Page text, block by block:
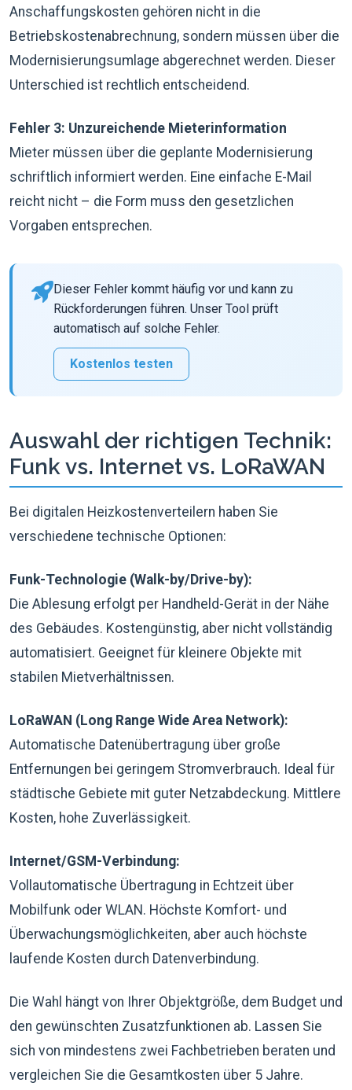
Anschaffungskosten gehören nicht in die
Betriebskostenabrechnung, sondern müssen über die
Modernisierungsumlage abgerechnet werden. Dieser
Unterschied ist rechtlich entscheidend.
Fehler 3: Unzureichende Mieterinformation
Mieter müssen über die geplante Modernisierung
schriftlich informiert werden. Eine einfache E-Mail
reicht nicht – die Form muss den gesetzlichen
Vorgaben entsprechen.
Dieser Fehler kommt häufig vor und kann zu
Rückforderungen führen. Unser Tool prüft
automatisch auf solche Fehler.
Kostenlos testen
Auswahl der richtigen Technik:
Funk vs. Internet vs. LoRaWAN
Bei digitalen Heizkostenverteilern haben Sie
verschiedene technische Optionen:
Funk-Technologie (Walk-by/Drive-by):
Die Ablesung erfolgt per Handheld-Gerät in der Nähe
des Gebäudes. Kostengünstig, aber nicht vollständig
automatisiert. Geeignet für kleinere Objekte mit
stabilen Mietverhältnissen.
LoRaWAN (Long Range Wide Area Network):
Automatische Datenübertragung über große
Entfernungen bei geringem Stromverbrauch. Ideal für
städtische Gebiete mit guter Netzabdeckung. Mittlere
Kosten, hohe Zuverlässigkeit.
Internet/GSM-Verbindung:
Vollautomatische Übertragung in Echtzeit über
Mobilfunk oder WLAN. Höchste Komfort- und
Überwachungsmöglichkeiten, aber auch höchste
laufende Kosten durch Datenverbindung.
Die Wahl hängt von Ihrer Objektgröße, dem Budget und
den gewünschten Zusatzfunktionen ab. Lassen Sie
sich von mindestens zwei Fachbetrieben beraten und
vergleichen Sie die Gesamtkosten über 5 Jahre.